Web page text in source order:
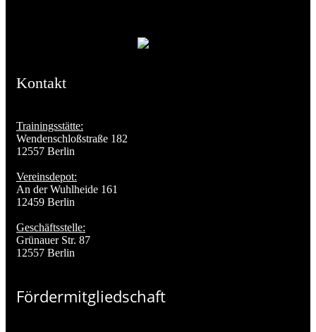
Kontakt
Trainingsstätte:
Wendenschloßstraße 182
12557 Berlin
Vereinsdepot:
An der Wuhlheide 161
12459 Berlin
Geschäftsstelle:
Grünauer Str. 87
12557 Berlin
Fördermitgliedschaft